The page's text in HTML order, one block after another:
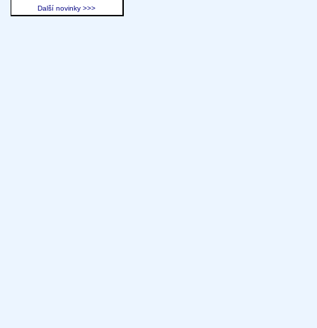
Další novinky >>>